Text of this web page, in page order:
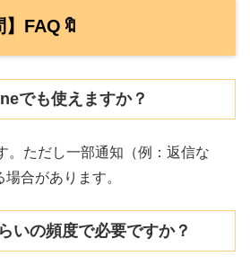
】FAQ🔖
でも使えますか？
。ただし一部通知（例：返信な
合があります。
いの頻度で必要ですか？